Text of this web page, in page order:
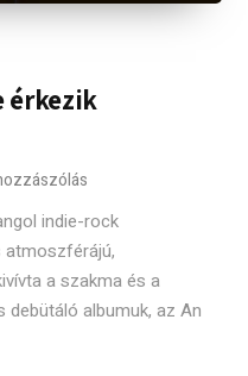
érkezik
indie-rock
a szakma és a
albumuk, az An